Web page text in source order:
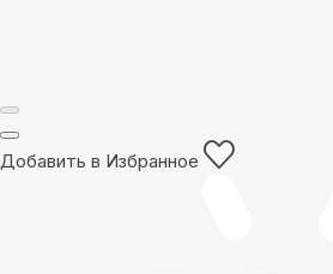
Добавить в Избранное